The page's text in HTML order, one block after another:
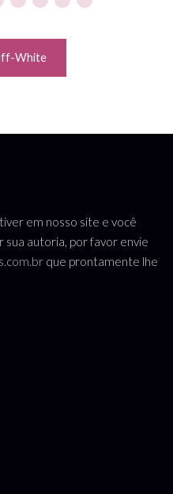
White
em nosso site e você
autoria, por favor envie
que prontamente lhe